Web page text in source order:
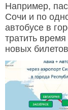
Например,
Сочи и по
автобусе в
тратить
новых